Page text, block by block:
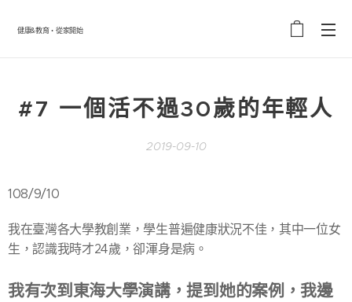
健康&教育・從家開始
#7 一個活不過30歲的年輕人
2019-09-10
108/9/10
我在臺灣各大學教創業，學生普遍健康狀況不佳，其中一位女
生，認識我時才24歲，卻渾身是病。
我有次到東海大學演講，提到她的案例，我邊